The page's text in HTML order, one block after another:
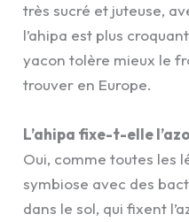
très sucré et juteuse,
l’ahipa est plus
yacon tolère mieux le
trouver en Europe.
L’ahipa fixe-t-elle
Oui, comme toutes les
symbiose avec des
dans le sol, qui fixent